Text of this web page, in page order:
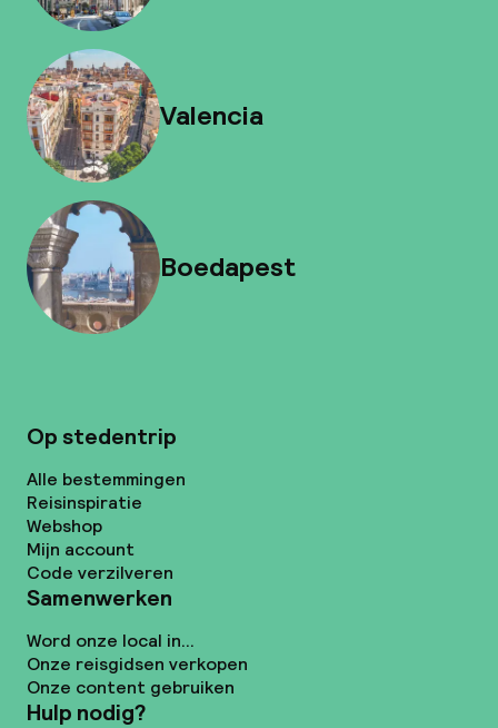
Valencia
Boedapest
Op stedentrip
Alle bestemmingen
Reisinspiratie
Webshop
Mijn account
Code verzilveren
Samenwerken
Word onze local in...
Onze reisgidsen verkopen
Onze content gebruiken
Hulp nodig?